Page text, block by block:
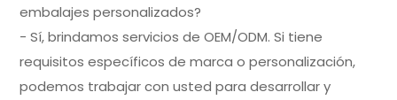
embalajes personalizados?
- Sí, brindamos servicios de OEM/ODM. Si tiene
requisitos específicos de marca o personalización,
podemos trabajar con usted para desarrollar y